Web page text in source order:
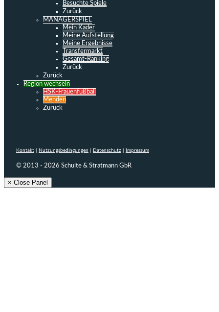
Besuchte Spiele
Zurück
MANAGERSPIEL
Mein Kader
Meine Aufstellung
Meine Ergebnisse
Transfermarkt
Gesamt-Ranking
Zurück
Zurück
Region wechseln
HSK-Frauenfußball
Menden
Zurück
Kontakt Nutzungsbedingungen Datenschutz Impressum
© 2013 - 2026 Schulte & Stratmann GbR
× Close Panel